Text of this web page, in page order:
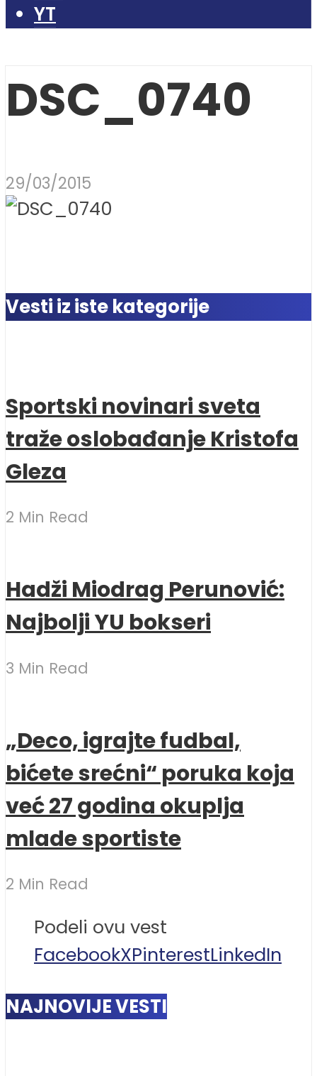
YT
DSC_0740
29/03/2015
Vesti iz iste kategorije
Sportski novinari sveta
traže oslobađanje Kristofa
Gleza
2 Min Read
Hadži Miodrag Perunović:
Najbolji YU bokseri
3 Min Read
„Deco, igrajte fudbal,
bićete srećni“ poruka koja
već 27 godina okuplja
mlade sportiste
2 Min Read
Podeli ovu vest
FacebookXPinterestLinkedIn
NAJNOVIJE VESTI